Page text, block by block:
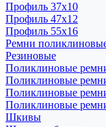
Профиль 37x10
Профиль 47x12
Профиль 55x16
Ремни
Резиновые
Поликлиновые
Поликлиновые
Поликлиновые
Поликлиновые
Шкивы